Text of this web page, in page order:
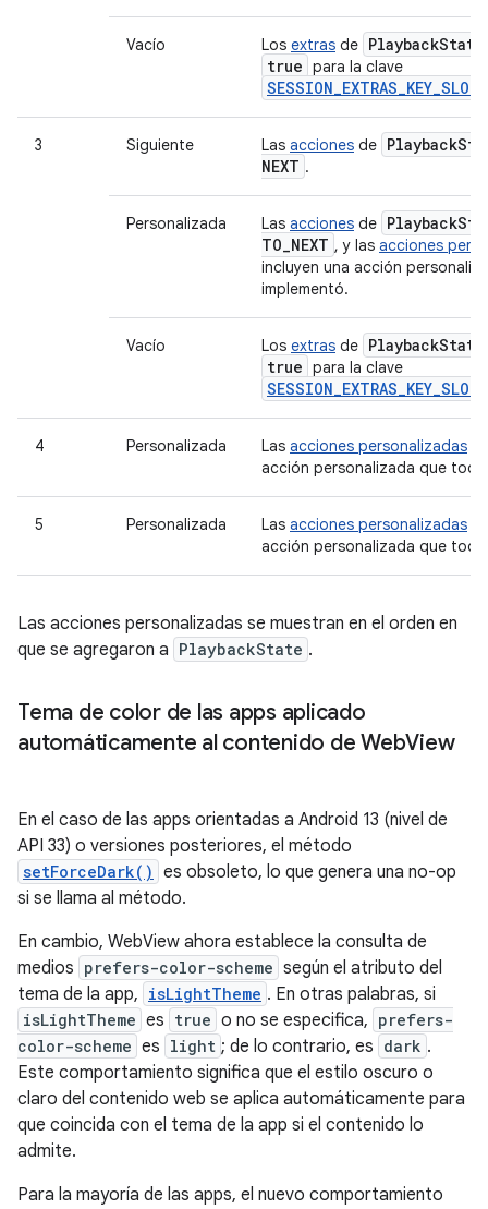
Vacío Los extras de PlaybackState
true para la clave
3 Siguiente Las acciones de Playback
NEXT .
Personalizada Las acciones de Playback
TO_NEXT , y las acciones
incluyen una acción
implementó.
Vacío Los extras de PlaybackState
true para la clave
4 Personalizada Las acciones personalizadas
acción personalizada que
5 Personalizada Las acciones personalizadas
acción personalizada que
Las acciones personalizadas se muestran en el orden en
que se agregaron a PlaybackState .
Tema de color de las apps aplicado
automáticamente al contenido de WebView
En el caso de las apps orientadas a Android 13 (nivel de
API 33) o versiones posteriores, el método
setForceDark() es obsoleto, lo que genera una no-op
si se llama al método.
En cambio, WebView ahora establece la consulta de
medios prefers-color-scheme según el atributo del
tema de la app, isLightTheme . En otras palabras, si
isLightTheme es true o no se especifica, prefers-
color-scheme es light ; de lo contrario, es dark .
Este comportamiento significa que el estilo oscuro o
claro del contenido web se aplica automáticamente para
que coincida con el tema de la app si el contenido lo
admite.
Para la mayoría de las apps, el nuevo comportamiento